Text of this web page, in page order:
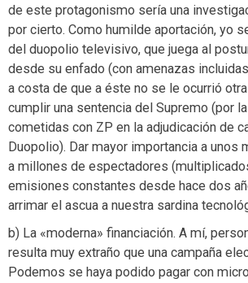
de este protagonismo sería una
por cierto. Como humilde aportación, yo
del duopolio televisivo, que juega al
desde su enfado (con amenazas
a costa de que a éste no se le ocurrió
cumplir una sentencia del Supremo (por
cometidas con ZP en la adjudicación de
Duopolio). Dar mayor importancia a unos
a millones de espectadores
emisiones constantes desde hace dos
arrimar el ascua a nuestra sardina
b) La «moderna» financiación. A mí,
resulta muy extraño que una campaña
Podemos se haya podido pagar con